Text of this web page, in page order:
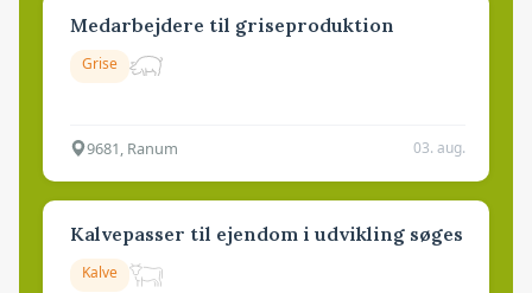
Medarbejdere til griseproduktion
Grise
9681, Ranum 03. aug.
Kalvepasser til ejendom i udvikling søges
Kalve